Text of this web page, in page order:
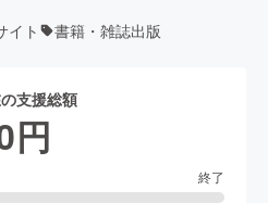
イト 書籍・雑誌出版
支援総額
円
終了